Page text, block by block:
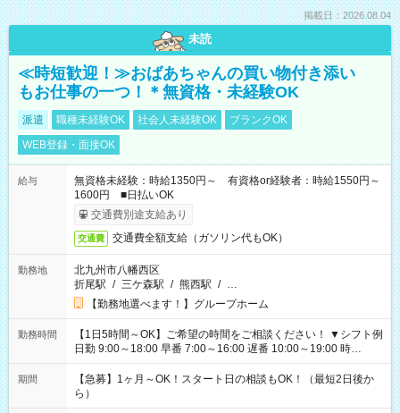
掲載日：2026.08.04
未読
≪時短歓迎！≫おばあちゃんの買い物付き添い
もお仕事の一つ！＊無資格・未経験OK
派遣 職種未経験OK 社会人未経験OK
ブランクOK
WEB登録・面接OK
給与
無資格未経験：時給1350円～ 有資格or経験者：時給1550円～
1600円 ■日払いOK
交通費別途支給あり
交通費 交通費全額支給（ガソリン代もOK）
勤務地
北九州市八幡西区
折尾駅 / 三ケ森駅 / 熊西駅 / …
【勤務地選べます！】グループホーム
勤務時間
【1日5時間～OK】ご希望の時間をご相談ください！ ▼シフト例
日勤 9:00～18:00 早番 7:00～16:00 遅番 10:00～19:00 時
短 10:00～15:00 上記はあくまで一例です。 「夕方までには帰
宅しておきたい」 「朝はゆっくりのスタートがいい」 「お昼の
時間を有効に使いたい」 など、ご希望があれば教えてください
ね。
期間
【急募】1ヶ月～OK！スタート日の相談もOK！（最短2日後か
ら）